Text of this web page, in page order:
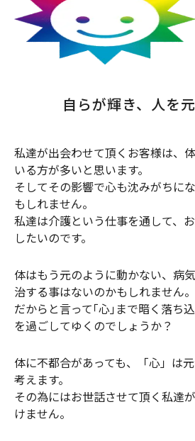
自らが輝き、人を
私達が出会わせて頂くお客様は、
いる方が多いと思います。
そしてその影響で心も沈みがちに
もしれません。
私達は介護という仕事を通して、
したいのです。
体はもう元のように動かない、病
治する事はないのかもしれません。
だからと言って｢心｣まで暗く落ち
を過ごしてゆくのでしょうか？
体に不都合があっても、「心」は
考えます。
その為にはお世話させて頂く私達
けません。